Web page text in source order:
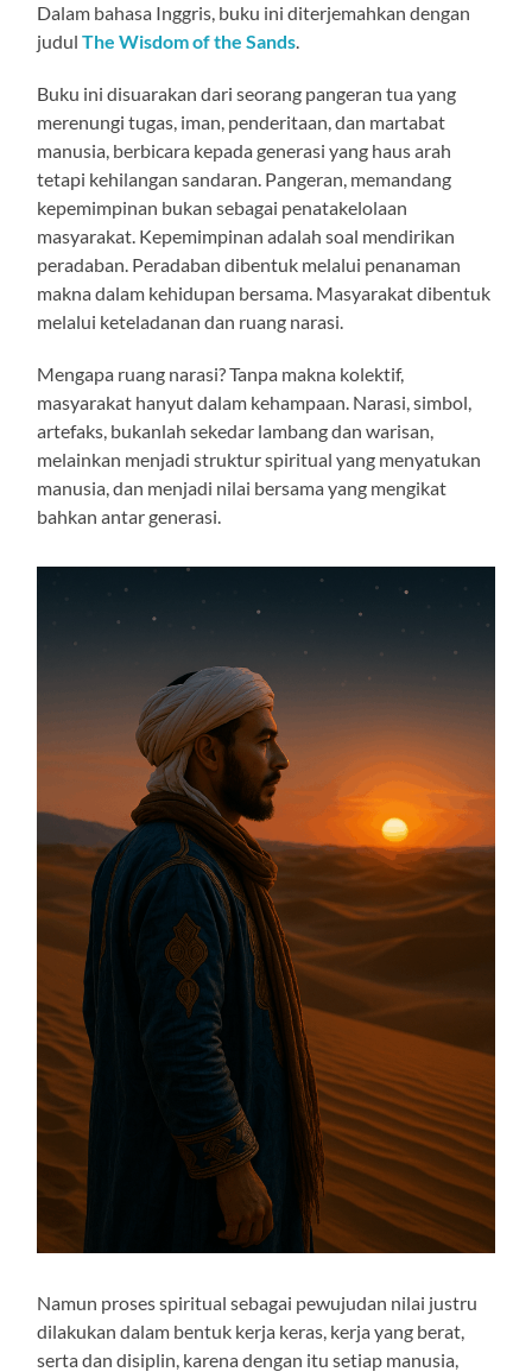
Dalam bahasa Inggris, buku ini diterjemahkan dengan
judulThe Wisdom of the Sands.
Buku ini disuarakan dari seorang pangeran tua yang
merenungi tugas, iman, penderitaan, dan martabat
manusia, berbicara kepada generasi yang haus arah
tetapi kehilangan sandaran. Pangeran, memandang
kepemimpinan bukan sebagai penatakelolaan
masyarakat. Kepemimpinan adalah soal mendirikan
peradaban. Peradaban dibentuk melalui penanaman
makna dalam kehidupan bersama. Masyarakat dibentuk
melalui keteladanan dan ruang narasi.
Mengapa ruang narasi? Tanpa makna kolektif,
masyarakat hanyut dalam kehampaan. Narasi, simbol,
artefaks, bukanlah sekedar lambang dan warisan,
melainkan menjadi struktur spiritual yang menyatukan
manusia, dan menjadi nilai bersama yang mengikat
bahkan antar generasi.
Namun proses spiritual sebagai pewujudan nilai justru
dilakukan dalam bentuk kerja keras, kerja yang berat,
serta dan disiplin, karena dengan itu setiap manusia,